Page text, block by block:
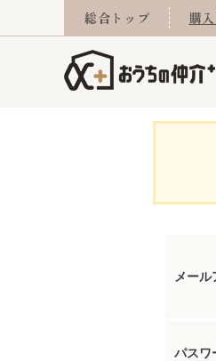
総合トップ 購
当社お預かり住
小手指営業所
メール
パスワ